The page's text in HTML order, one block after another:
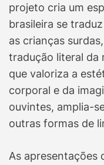
projeto cria um
brasileira se
as crianças
tradução literal da
que valoriza a
corporal e da
ouvintes, amplia-
outras formas de
As apresentações